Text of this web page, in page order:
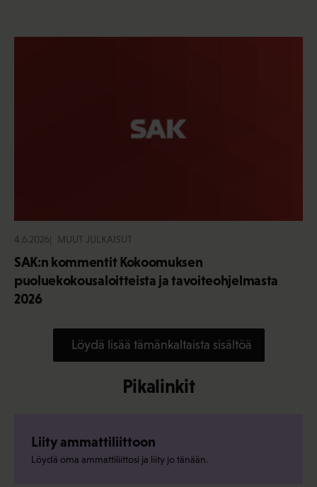
4.6.2026 MUUT JULKAISUT
SAK:n kommentit Kokoomuksen
puoluekokousaloitteista ja tavoiteohjelmasta
2026
Löydä lisää tämänkaltaista sisältöä
Pikalinkit
Liity ammattiliittoon
Löydä oma ammattiliittosi ja liity jo tänään.